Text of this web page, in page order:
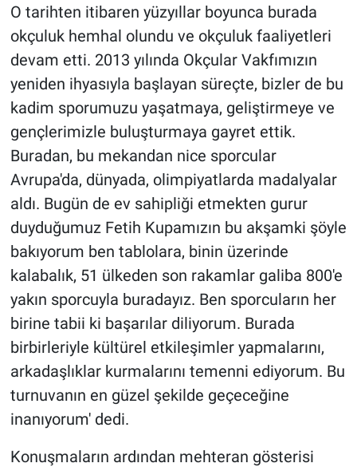
O tarihten itibaren yüzyıllar boyunca burada
okçuluk hemhal olundu ve okçuluk faaliyetleri
devam etti. 2013 yılında Okçular Vakfımızın
yeniden ihyasıyla başlayan süreçte, bizler de bu
kadim sporumuzu yaşatmaya, geliştirmeye ve
gençlerimizle buluşturmaya gayret ettik.
Buradan, bu mekandan nice sporcular
Avrupa'da, dünyada, olimpiyatlarda madalyalar
aldı. Bugün de ev sahipliği etmekten gurur
duyduğumuz Fetih Kupamızın bu akşamki şöyle
bakıyorum ben tablolara, binin üzerinde
kalabalık, 51 ülkeden son rakamlar galiba 800'e
yakın sporcuyla buradayız. Ben sporcuların her
birine tabii ki başarılar diliyorum. Burada
birbirleriyle kültürel etkileşimler yapmalarını,
arkadaşlıklar kurmalarını temenni ediyorum. Bu
turnuvanın en güzel şekilde geçeceğine
inanıyorum' dedi.
Konuşmaların ardından mehteran gösterisi